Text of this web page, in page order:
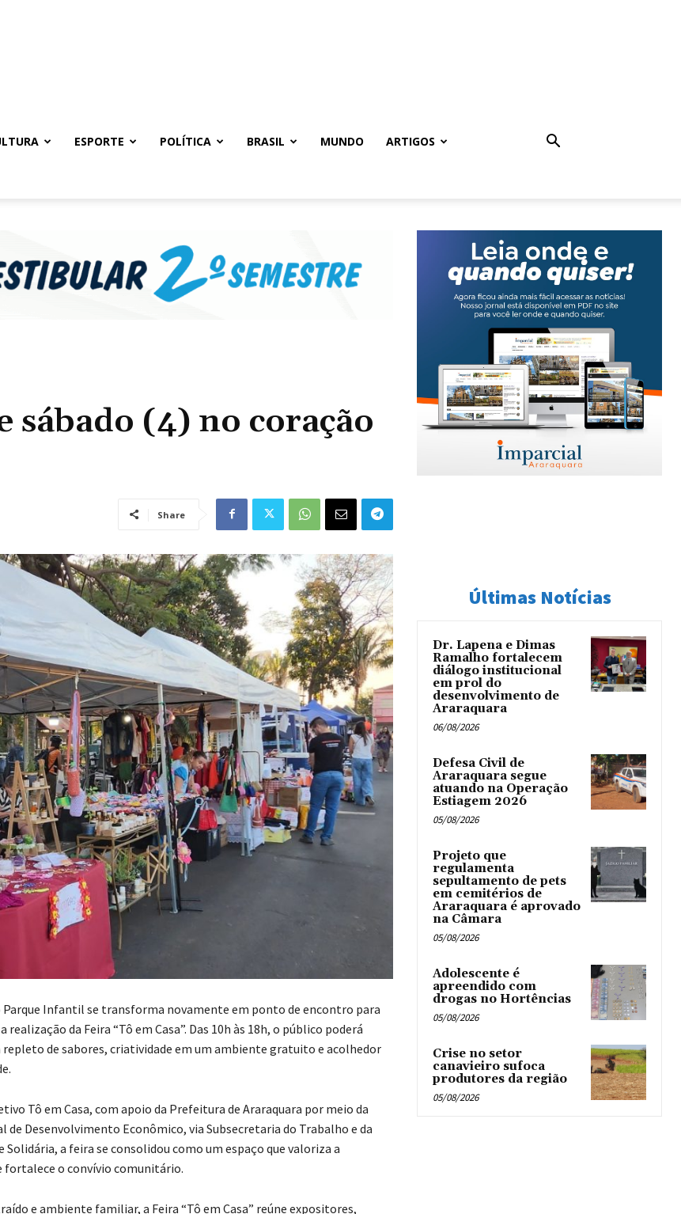
ESPORTE POLÍTICA BRASIL MUNDO ARTIGOS
sábado (4) no coração
Share
Parque Infantil se transforma novamente em ponto de encontro para
da Feira “Tô em Casa”. Das 10h às 18h, o público poderá
repleto de sabores, criatividade em um ambiente gratuito e acolhedor
Tô em Casa, com apoio da Prefeitura de Araraquara por meio da
de Desenvolvimento Econômico, via Subsecretaria do Trabalho e da
Solidária, a feira se consolidou como um espaço que valoriza a
fortalece o convívio comunitário.
e ambiente familiar, a Feira “Tô em Casa” reúne expositores,
Últimas Notícias
Dr. Lapena e Dimas
Ramalho fortalecem
diálogo institucional
em prol do
desenvolvimento de
Araraquara
06/08/2026
Defesa Civil de
Araraquara segue
atuando na Operação
Estiagem 2026
05/08/2026
Projeto que
regulamenta
sepultamento de pets
em cemitérios de
Araraquara é aprovado
na Câmara
05/08/2026
Adolescente é
apreendido com
drogas no Hortências ‎
05/08/2026
Crise no setor
canavieiro sufoca
produtores da região
05/08/2026